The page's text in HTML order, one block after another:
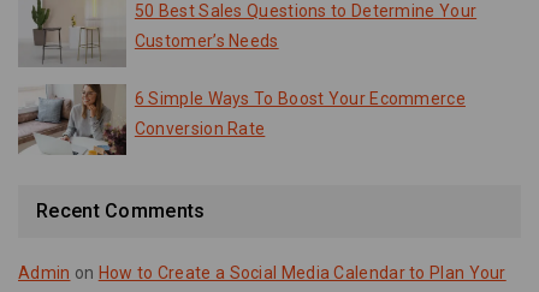
50 Best Sales Questions to Determine Your
Customer’s Needs
6 Simple Ways To Boost Your Ecommerce
Conversion Rate
Recent Comments
Admin on How to Create a Social Media Calendar to Plan Your